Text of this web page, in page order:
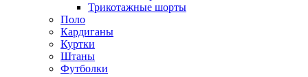
Трикотажные шорты
Поло
Кардиганы
Куртки
Штаны
Футболки